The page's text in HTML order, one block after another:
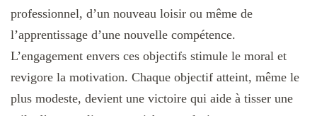
professionnel, d’un nouveau loisir ou même de
l’apprentissage d’une nouvelle compétence.
L’engagement envers ces objectifs stimule le moral et
revigore la motivation. Chaque objectif atteint, même le
plus modeste, devient une victoire qui aide à tisser une